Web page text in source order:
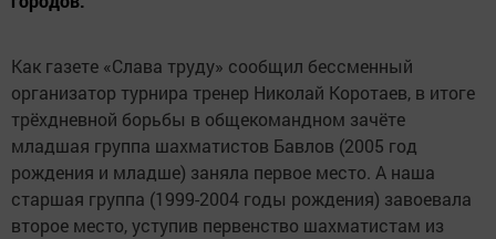
Как газете «Слава труду» сообщил бессменный
организатор турнира тренер Николай Коротаев, в итоге
трёхдневной борьбы в общекомандном зачёте
младшая группа шахматистов Бавлов (2005 год
рождения и младше) заняла первое место. А наша
старшая группа (1999-2004 годы рождения) завоевала
второе место, уступив первенство шахматистам из